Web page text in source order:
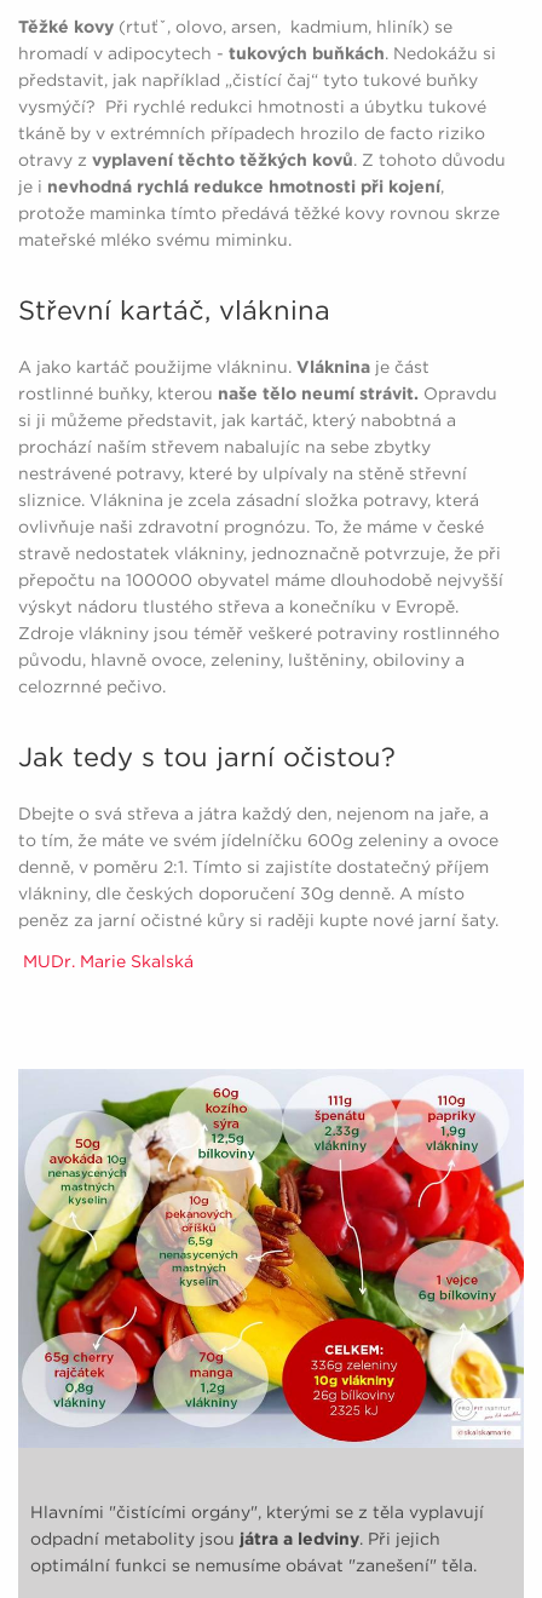
Těžké kovy (rtuťˇ, olovo, arsen, kadmium, hliník) se
hromadí v adipocytech - tukových buňkách. Nedokážu si
představit, jak například „čistící čaj“ tyto tukové buňky
vysmýčí? Při rychlé redukci hmotnosti a úbytku tukové
tkáně by v extrémních případech hrozilo de facto riziko
otravy z vyplavení těchto těžkých kovů. Z tohoto důvodu
je i nevhodná rychlá redukce hmotnosti při kojení,
protože maminka tímto předává těžké kovy rovnou skrze
mateřské mléko svému miminku.
Střevní kartáč, vláknina
A jako kartáč použijme vlákninu. Vláknina je část
rostlinné buňky, kterou naše tělo neumí strávit. Opravdu
si ji můžeme představit, jak kartáč, který nabobtná a
prochází naším střevem nabalujíc na sebe zbytky
nestrávené potravy, které by ulpívaly na stěně střevní
sliznice. Vláknina je zcela zásadní složka potravy, která
ovlivňuje naši zdravotní prognózu. To, že máme v české
stravě nedostatek vlákniny, jednoznačně potvrzuje, že při
přepočtu na 100000 obyvatel máme dlouhodobě nejvyšší
výskyt nádoru tlustého střeva a konečníku v Evropě.
Zdroje vlákniny jsou téměř veškeré potraviny rostlinného
původu, hlavně ovoce, zeleniny, luštěniny, obiloviny a
celozrnné pečivo.
Jak tedy s tou jarní očistou?
Dbejte o svá střeva a játra každý den, nejenom na jaře, a
to tím, že máte ve svém jídelníčku 600g zeleniny a ovoce
denně, v poměru 2:1. Tímto si zajistíte dostatečný příjem
vlákniny, dle českých doporučení 30g denně. A místo
peněz za jarní očistné kůry si raději kupte nové jarní šaty.
MUDr. Marie Skalská
Hlavními "čistícími orgány", kterými se z těla vyplavují
odpadní metabolity jsou játra a ledviny. Při jejich
optimální funkci se nemusíme obávat "zanešení" těla.